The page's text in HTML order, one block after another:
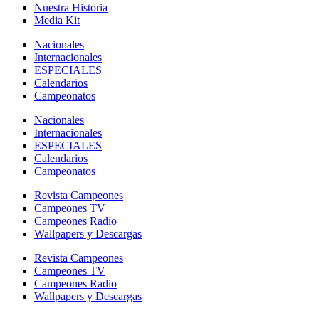
Nuestra Historia
Media Kit
Nacionales
Internacionales
ESPECIALES
Calendarios
Campeonatos
Nacionales
Internacionales
ESPECIALES
Calendarios
Campeonatos
Revista Campeones
Campeones TV
Campeones Radio
Wallpapers y Descargas
Revista Campeones
Campeones TV
Campeones Radio
Wallpapers y Descargas